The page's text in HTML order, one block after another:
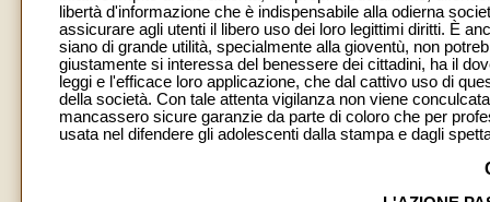
libertà d'informazione che è indispensabile alla odierna
assicurare agli utenti il libero uso dei loro legittimi diritti. È
siano di grande utilità, specialmente alla gioventù, non
giustamente si interessa del benessere dei cittadini, ha il
leggi e l'efficace loro applicazione, che dal cattivo uso di
della società. Con tale attenta vigilanza non viene
mancassero sicure garanzie da parte di coloro che per
usata nel difendere gli adolescenti dalla stampa e dagli